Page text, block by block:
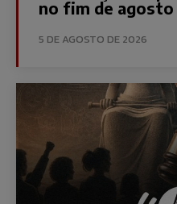
no fim de agosto
5 DE AGOSTO DE 2026